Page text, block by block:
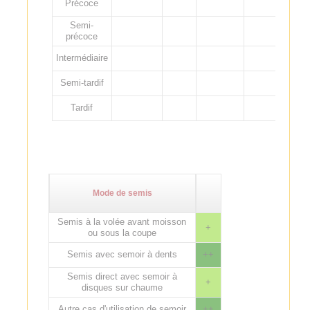
Précoce
Semi-
précoce
Intermédiaire
Semi-tardif
Tardif
Mode de semis
Semis à la volée avant moisson
ou sous la coupe
+
Semis avec semoir à dents ++
Semis direct avec semoir à
disques sur chaume
+